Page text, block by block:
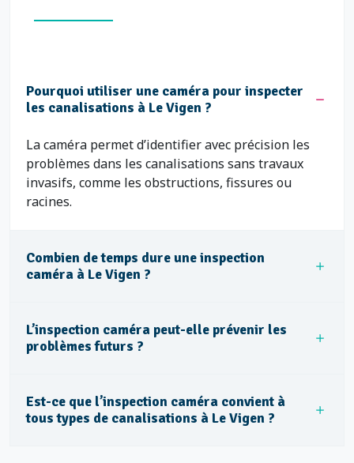
Pourquoi utiliser une caméra pour inspecter
les canalisations à Le Vigen ?
La caméra permet d’identifier avec précision les
problèmes dans les canalisations sans travaux
invasifs, comme les obstructions, fissures ou
racines.
Combien de temps dure une inspection
caméra à Le Vigen ?
L’inspection caméra peut-elle prévenir les
problèmes futurs ?
Est-ce que l’inspection caméra convient à
tous types de canalisations à Le Vigen ?